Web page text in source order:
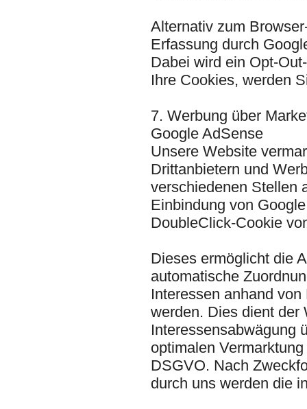
Alternativ zum
Erfassung durch
Dabei wird ein Opt-
Ihre Cookies, werden
7. Werbung über
Google AdSense
Unsere Website
Drittanbietern und
verschiedenen Stellen
Einbindung von
DoubleClick-Cookie
Dieses ermöglicht die
automatische
Interessen anhand
werden. Dies dient der
Interessensabwägung
optimalen
DSGVO. Nach
durch uns werden die